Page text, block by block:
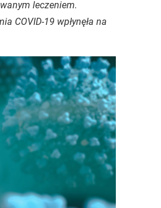
leczeniem.
COVID-19 wpłynęła na